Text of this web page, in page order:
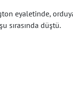
eyaletinde,
sırasında düştü.